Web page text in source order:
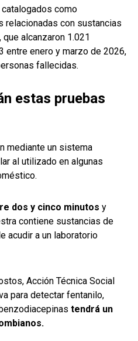
como
relacionadas con sustancias
alcanzaron 1.021
entre enero y marzo de 2026,
fallecidas.
estas pruebas
mediante un sistema
al utilizado en algunas
dos y cinco minutos y
contiene sustancias de
acudir a un laboratorio
Acción Técnica Social
para detectar fentanilo,
tendrá un